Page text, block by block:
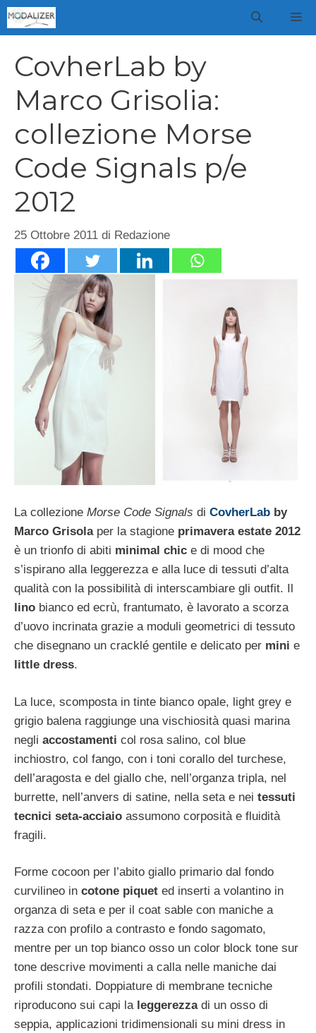
Vai
al
CovherLab by
Marco Grisolia:
collezione Morse
Code Signals p/e
2012
25 Ottobre 2011 di Redazione
La collezione Morse Code Signals di CovherLab by
Marco Grisolaper la stagione primavera estate 2012
è un trionfo di abiti minimal chic e di mood che
s’ispirano alla leggerezza e alla luce di tessuti d’alta
qualità con la possibilità di interscambiare gli outfit. Il
lino bianco ed ecrù, frantumato, è lavorato a scorza
d’uovo incrinata grazie a moduli geometrici di tessuto
che disegnano un cracklé gentile e delicato per mini e
little dress.
La luce, scomposta in tinte bianco opale, light grey e
grigio balena raggiunge una vischiosità quasi marina
negli accostamenti col rosa salino, col blue
inchiostro, col fango, con i toni corallo del turchese,
dell’aragosta e del giallo che, nell’organza tripla, nel
burrette, nell’anvers di satine, nella seta e nei tessuti
tecnici seta-acciaio assumono corposità e fluidità
fragili.
Forme cocoon per l’abito giallo primario dal fondo
curvilineo in cotone piquet ed inserti a volantino in
organza di seta e per il coat sable con maniche a
razza con profilo a contrasto e fondo sagomato,
mentre per un top bianco osso un color block tone sur
tone descrive movimenti a calla nelle maniche dai
profili stondati. Doppiature di membrane tecniche
riproducono sui capi la leggerezzadi un osso di
seppia, applicazioni tridimensionali su mini dress in